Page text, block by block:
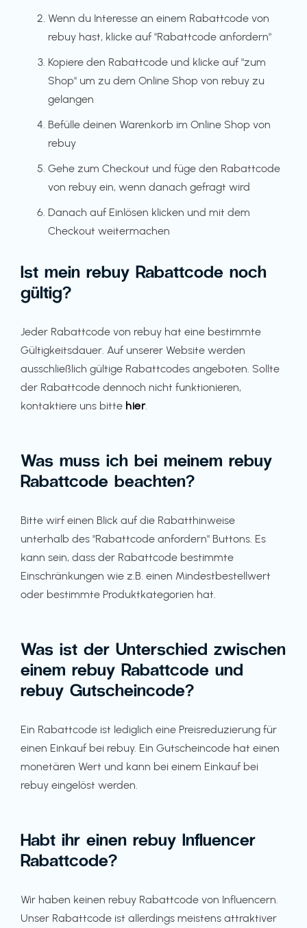
Wenn du Interesse an einem Rabattcode von
rebuy hast, klicke auf "Rabattcode anfordern"
Kopiere den Rabattcode und klicke auf "zum
Shop" um zu dem Online Shop von rebuy zu
gelangen
Befülle deinen Warenkorb im Online Shop von
rebuy
Gehe zum Checkout und füge den Rabattcode
von rebuy ein, wenn danach gefragt wird
Danach auf Einlösen klicken und mit dem
Checkout weitermachen
Ist mein rebuy Rabattcode noch
gültig?
Jeder Rabattcode von rebuy hat eine bestimmte
Gültigkeitsdauer. Auf unserer Website werden
ausschließlich gültige Rabattcodes angeboten. Sollte
der Rabattcode dennoch nicht funktionieren,
kontaktiere uns bitte hier.
Was muss ich bei meinem rebuy
Rabattcode beachten?
Bitte wirf einen Blick auf die Rabatthinweise
unterhalb des "Rabattcode anfordern" Buttons. Es
kann sein, dass der Rabattcode bestimmte
Einschränkungen wie z.B. einen Mindestbestellwert
oder bestimmte Produktkategorien hat.
Was ist der Unterschied zwischen
einem rebuy Rabattcode und
rebuy Gutscheincode?
Ein Rabattcode ist lediglich eine Preisreduzierung für
einen Einkauf bei rebuy. Ein Gutscheincode hat einen
monetären Wert und kann bei einem Einkauf bei
rebuy eingelöst werden.
Habt ihr einen rebuy Influencer
Rabattcode?
Wir haben keinen rebuy Rabattcode von Influencern.
Unser Rabattcode ist allerdings meistens attraktiver